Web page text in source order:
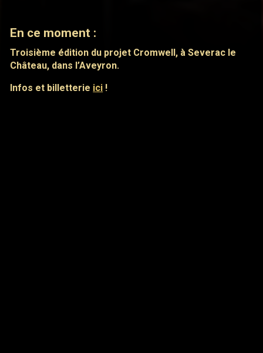
En ce moment :
Troisième édition du projet Cromwell, à Severac le
Château, dans l’Aveyron.
Infos et billetterie ici !